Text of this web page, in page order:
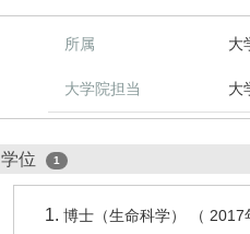
所属 大
大学院担当 大
学位 1
博士（生命科学） （